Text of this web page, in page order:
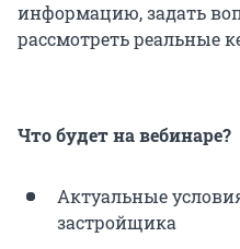
информацию, задать
рассмотреть реальные
Что будет на вебинаре?
Актуальные
застройщика